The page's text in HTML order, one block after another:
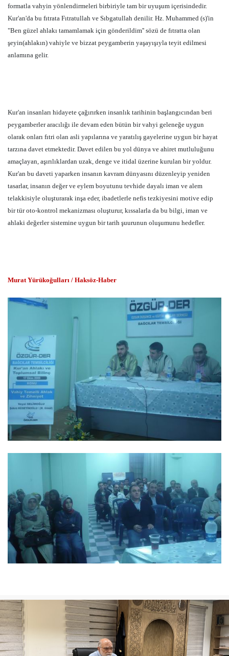
formatla vahyin yönlendirmeleri birbiriyle tam bir uyuşum içerisindedir.
Kur'an'da bu fıtrata Fıtratullah ve Sıbgatullah denilir. Hz. Muhammed (s)'in
"Ben güzel ahlakı tamamlamak için gönderildim'' sözü de fıtratta olan
şeyin(ahlakın) vahiyle ve bizzat peygamberin yaşayışıyla teyit edilmesi
anlamına gelir.
Kur'an insanları hidayete çağırırken insanlık tarihinin başlangıcından beri
peygamberler aracılığı ile devam eden bütün bir vahyi geleneğe uygun
olarak onları fıtri olan asli yapılarına ve yaratılış gayelerine uygun bir hayat
tarzına davet etmektedir. Davet edilen bu yol dünya ve ahiret mutluluğunu
amaçlayan, aşırılıklardan uzak, denge ve itidal üzerine kurulan bir yoldur.
Kur'an bu daveti yaparken insanın kavram dünyasını düzenleyip yeniden
tasarlar, insanın değer ve eylem boyutunu tevhide dayalı iman ve alem
telakkisiyle oluşturarak inşa eder, ibadetlerle nefis tezkiyesini motive edip
bir tür oto-kontrol mekanizması oluşturur, kıssalarla da bu bilgi, iman ve
ahlaki değerler sistemine uygun bir tarih şuurunun oluşumunu hedefler.
Murat Yürükoğulları / Haksöz-Haber